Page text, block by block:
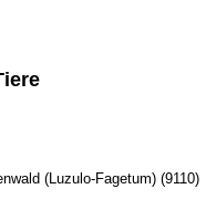
(Luzulo-Fagetum) (9110)